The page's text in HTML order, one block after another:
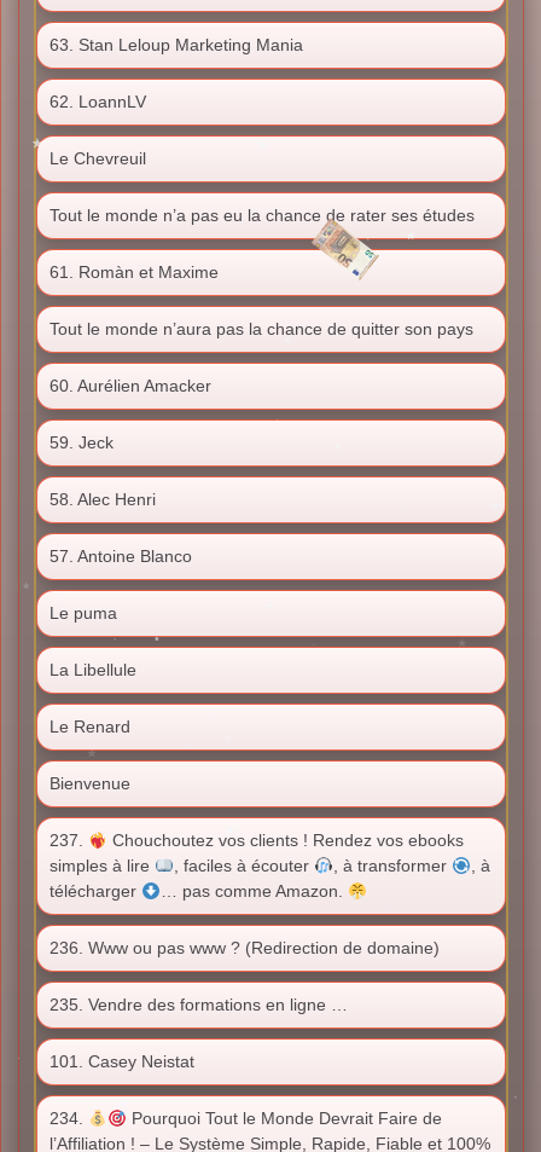
63. Stan Leloup Marketing Mania
62. LoannLV
Le Chevreuil
Tout le monde n’a pas eu la chance de rater ses études
61. Romàn et Maxime
Tout le monde n’aura pas la chance de quitter son pays
60. Aurélien Amacker
59. Jeck
58. Alec Henri
57. Antoine Blanco
Le puma
La Libellule
Le Renard
Bienvenue
237.
Chouchoutez vos clients ! Rendez vos ebooks
simples à lire
, faciles à écouter , à transformer
, à
télécharger
… pas comme Amazon.
236. Www ou pas www ? (Redirection de domaine)
235. Vendre des formations en ligne …
101. Casey Neistat
234.
Pourquoi Tout le Monde Devrait Faire de
l’Affiliation ! – Le Système Simple, Rapide, Fiable et 100%